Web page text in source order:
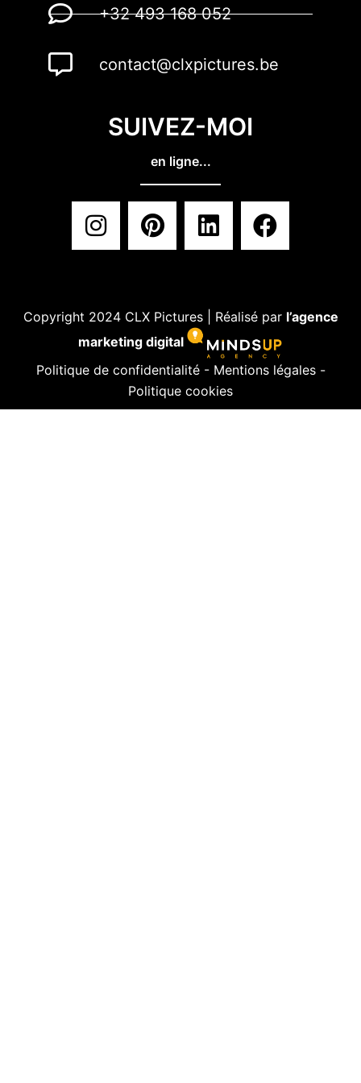
+32 493 168 052
contact@clxpictures.be
SUIVEZ-MOI
en ligne...
Copyright 2024 CLX Pictures | Réalisé par l’agence
marketing digital
Politique de confidentialité - Mentions légales -
Politique cookies